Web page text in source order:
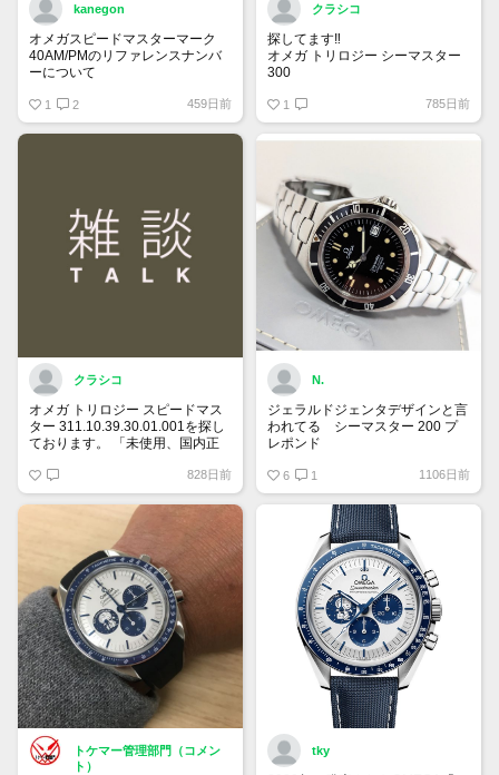
kanegon
オメガスピードマスターマーク
40AM/PMのリファレンスナンバ
ーについて
保証書にはREF:35205300とある
のですが、裏蓋の内側を見ると
175 0084
1 2 459日前
クラシコ
探してます‼️
オメガ トリロジー シーマスター
300
全て有り綺麗な個体をお持ちで
90万円前後で譲って頂ける方、
宜しくお願い致します。
1 785日前
クラシコ
オメガ トリロジー スピードマス
ター 311.10.39.30.01.001を探し
ております。 「未使用、国内正
り希望」 予算は120万円です。
宜しくお願い致します。
828日前
N.
ジェラルドジェンタデザインと言
われてる シーマスター 200 プ
レポンド
は貴重
6 1 1106日前
トケマー管理部門（コメン
ト）
tky